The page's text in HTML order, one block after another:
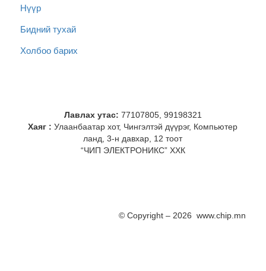
Нүүр
Бидний тухай
Холбоо барих
Лавлах утас: 77107805, 99198321
Хаяг : Улаанбаатар хот, Чингэлтэй дүүрэг, Компьютер
ланд, 3-н давхар, 12 тоот
“ЧИП ЭЛЕКТРОНИКС” ХХК
© Copyright – 2026 www.chip.mn